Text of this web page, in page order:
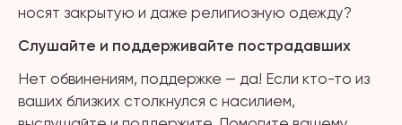
носят закрытую и даже религиозную одежду?
Слушайте и поддерживайте пострадавших
Нет обвинениям, поддержке — да! Если кто-то из
ваших близких столкнулся с насилием,